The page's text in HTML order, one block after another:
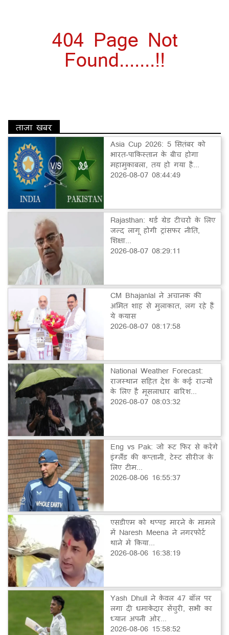
404 Page Not
Found.......!!
ताज़ा खबर
Asia Cup 2026: 5 सितंबर को
भारत-पाकिस्तान के बीच होगा
महामुकाबला, तय हो गया है...
2026-08-07 08:44:49
Rajasthan: थर्ड ग्रेड टीचरों के लिए
जल्द लागू होगी ट्रांसफर नीति,
शिक्षा...
2026-08-07 08:29:11
CM Bhajanlal ने अचानक की
अमित शाह से मुलाकात, लग रहे हैं
ये कयास
2026-08-07 08:17:58
National Weather Forecast:
राजस्थान सहित देश के कई राज्यों
के लिए है मूसलाधार बारिश...
2026-08-07 08:03:32
Eng vs Pak: जो रूट फिर से करेंगे
इंग्लैंड की कप्तानी, टेस्ट सीरीज के
लिए टीम...
2026-08-06 16:55:37
एसडीएम को थप्पड़ मारने के मामले
में Naresh Meena ने नगरफोर्ट
थाने में किया...
2026-08-06 16:38:19
Yash Dhull ने केवल 47 बॉल पर
लगा दी धमाकेदार सेंचुरी, सभी का
ध्यान अपनी ओर...
2026-08-06 15:58:52